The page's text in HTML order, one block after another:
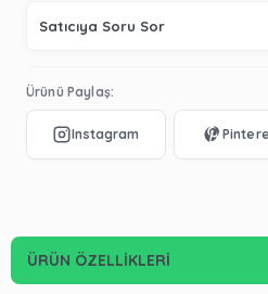
Satıcıya Soru Sor
Ürünü Paylaş:
ÜRÜN ÖZELLIKLERI